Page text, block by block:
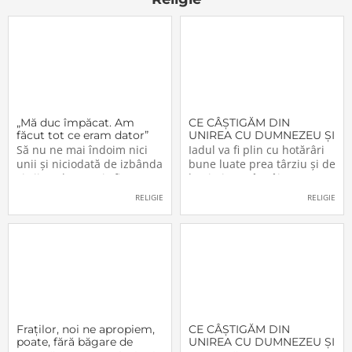
„Mă duc împăcat. Am
făcut tot ce eram dator”
Să nu ne mai îndoim nici
unii şi niciodată de izbânda
şi viitorul acestei sfinte
mai putea desfiinţa.
RELIGIE
CE CÂŞTIGĂM DIN
UNIREA CU DUMNEZEU ŞI
CU FRAŢII (VI)
Iadul va fi plin cu hotărâri
bune luate prea târziu şi de
lacrimi nemângâiate
vărsate prea târziu. Lumea
păcătoşi nemântuiţi, care
RELIGIE
Fraţilor, noi ne apropiem,
poate, fără băgare de
CE CÂŞTIGĂM DIN
UNIREA CU DUMNEZEU ŞI